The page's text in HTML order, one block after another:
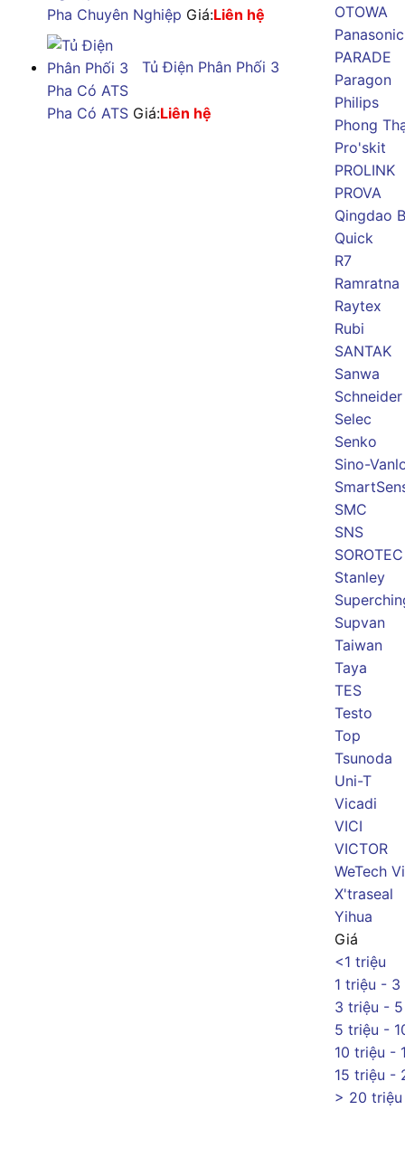
Pha Chuyên Nghiệp Giá:Liên hệ
Tủ Điện Phân Phối 3
Pha Có ATS Giá:Liên hệ
OTOWA
Panasonic
PARADE
Paragon
Philips
Phong
Pro'skit
PROLINK
PROVA
Qingdao
Quick
R7
Ramratna
Raytex
Rubi
SANTAK
Sanwa
Schneider
Selec
Senko
Sino-
SMC
SNS
SOROTEC
Stanley
Supvan
Taiwan
Taya
TES
Testo
Top
Tsunoda
Uni-T
Vicadi
VICI
VICTOR
WeTech
X'traseal
Yihua
Giá
<1 triệu
1 triệu - 3
3 triệu -
5 triệu -
10 triệu -
15 triệu -
> 20 triệu